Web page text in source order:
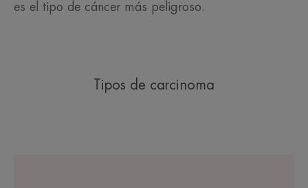
es el tipo de cáncer más peligroso.
Tipos de carcinoma